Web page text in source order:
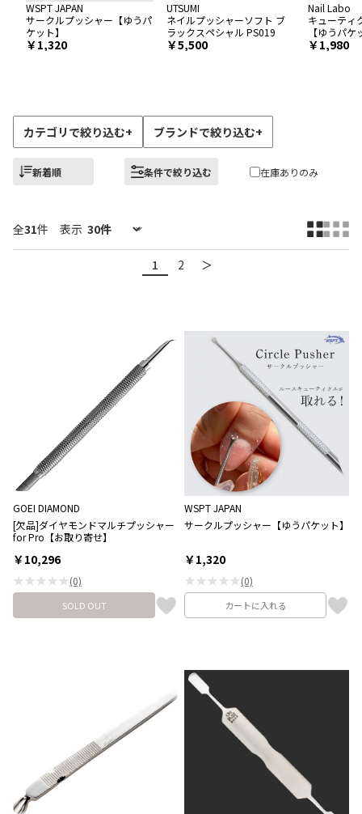
WSPT JAPAN
サークルプッシャー【ゆうパ
ケット】
1,320
UTSUMI
ネイルプッシャーソフト ブ
ラックスペシャル PS019
5,500
Nail Labo
キューティ
【ゆうパケ
1,980
カテゴリで絞り込む+ ブランドで絞り込む+
新着順 条件で絞り込む 在庫ありのみ
全31件 表示
1 2 ＞
GOEI DIAMOND
[欠品]ダイヤモンドマルチプッシャー
for Pro【お取り寄せ】
￥10,296
★★★★★(0)
SOLD OUT
WSPT JAPAN
サークルプッシャー【ゆうパケット】
￥1,320
★★★★★(0)
カートに入れる